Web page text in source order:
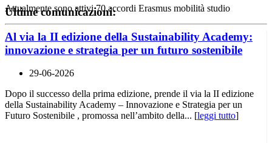
Attualmente sono attivi 70 accordi Erasmus mobilità studio
Ultime comunicazioni:
Al via la II edizione della Sustainability Academy:
innovazione e strategia per un futuro sostenibile
29-06-2026
Dopo il successo della prima edizione, prende il via la II edizione
della Sustainability Academy – Innovazione e Strategia per un
Futuro Sostenibile , promossa nell’ambito della... [leggi tutto]